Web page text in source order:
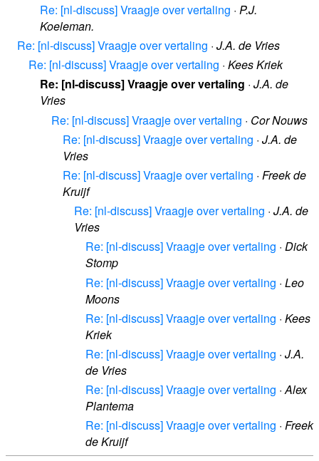
Re: [nl-discuss] Vraagje over vertaling · P.J.
Koeleman.
Re: [nl-discuss] Vraagje over vertaling · J.A. de Vries
Re: [nl-discuss] Vraagje over vertaling · Kees Kriek
Re: [nl-discuss] Vraagje over vertaling · J.A. de
Vries
Re: [nl-discuss] Vraagje over vertaling · Cor Nouws
Re: [nl-discuss] Vraagje over vertaling · J.A. de
Vries
Re: [nl-discuss] Vraagje over vertaling · Freek de
Kruijf
Re: [nl-discuss] Vraagje over vertaling · J.A. de
Vries
Re: [nl-discuss] Vraagje over vertaling · Dick
Stomp
Re: [nl-discuss] Vraagje over vertaling · Leo
Moons
Re: [nl-discuss] Vraagje over vertaling · Kees
Kriek
Re: [nl-discuss] Vraagje over vertaling · J.A.
de Vries
Re: [nl-discuss] Vraagje over vertaling ·Alex
Plantema
Re: [nl-discuss] Vraagje over vertaling · Freek
de Kruijf